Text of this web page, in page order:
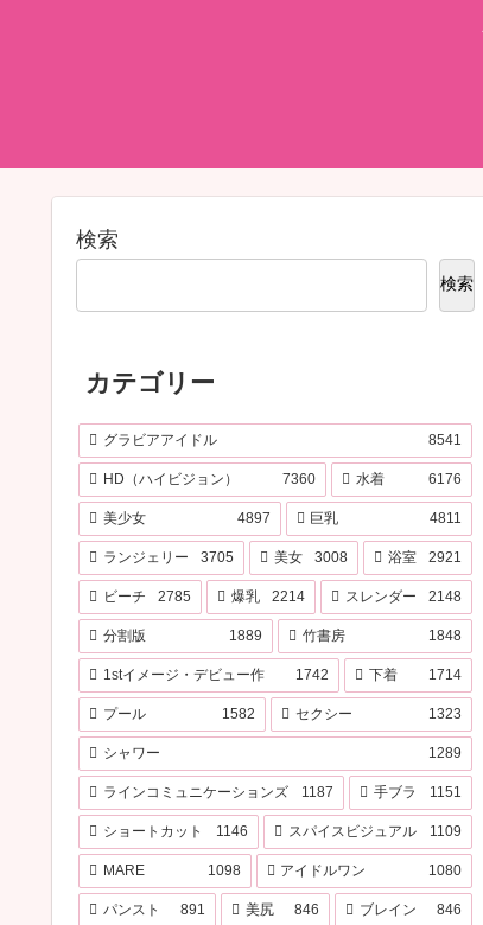
検索
検索
カテゴリー
グラビアアイドル 8541
HD（ハイビジョン） 7360 水着 6176
美少女 4897 巨乳 4811
ランジェリー 3705 美女 3008 浴室 2921
ビーチ 2785 爆乳 2214 スレンダー 2148
分割版 1889 竹書房 1848
1stイメージ・デビュー作 1742 下着 1714
プール 1582 セクシー 1323
シャワー 1289
ラインコミュニケーションズ 1187 手ブラ 1151
ショートカット 1146 スパイスビジュアル 1109
MARE 1098 アイドルワン 1080
パンスト 891 美尻 846 ブレイン 846